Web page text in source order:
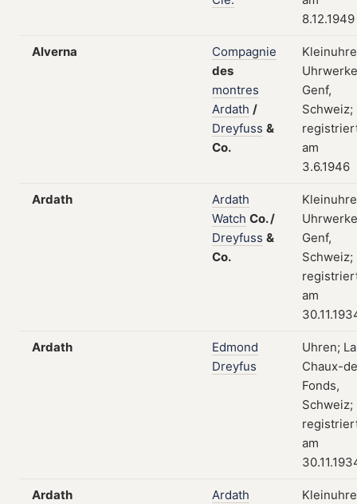
8.12.1949
Alverna
Compagnie
des
montres
Ardath /
Dreyfuss &
Co.
Genf,
Schweiz;
am
3.6.1946
Ardath
Ardath
Watch Co./
Dreyfuss &
Co.
Genf,
Schweiz;
am
Ardath
Edmond
Dreyfus
Uhren; La
Chaux-
Fonds,
Schweiz;
am
Ardath
Ardath